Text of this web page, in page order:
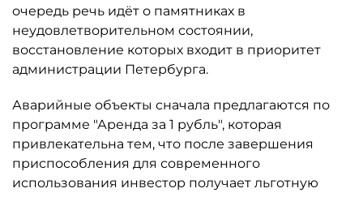
очередь речь идёт о памятниках в
неудовлетворительном состоянии,
восстановление которых входит в приоритет
администрации Петербурга.
Аварийные объекты сначала предлагаются по
программе "Аренда за 1 рубль", которая
привлекательна тем, что после завершения
приспособления для современного
использования инвестор получает льготную